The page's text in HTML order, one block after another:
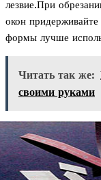
лезвие.При
окон
формы лучше
Читать так же:
своими руками